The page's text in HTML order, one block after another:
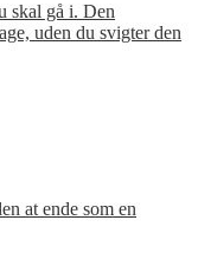
skal gå i. Den
uden du svigter den
at ende som en